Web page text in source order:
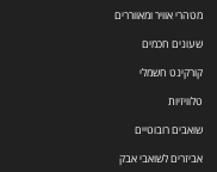
מטהרי אוויר ומאווררים
שעונים חכמים
קורקינט חשמלי
טלוויזיות
שואבים רובוטיים
אביזרים לשואבי אבק